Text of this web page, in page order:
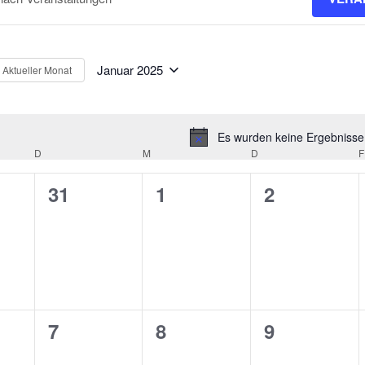
Hinweis
Es wurden keine
Aktueller Monat Januar 2025
D M D F
0
31
0
1
0
2
0
7
0
8
0
9